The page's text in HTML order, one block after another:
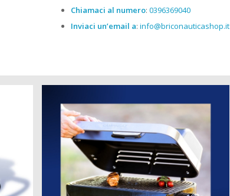
Chiamaci al numero:0396369040
Inviaci un’email a:info@briconauticashop.it